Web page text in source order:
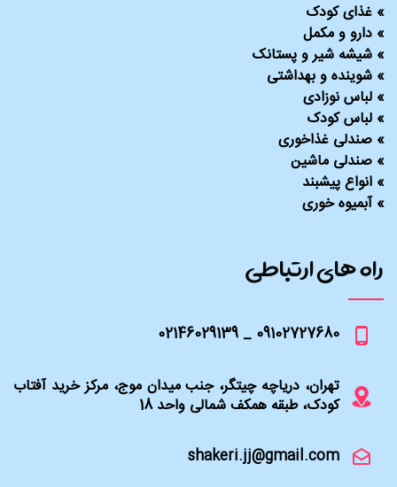
راه های ارتباطی
09102727680 _ 02146029139
تهران، دریاچه چیتگر، جنب میدان موج، مرکز خرید آفتاب
کودک، طبقه همکف شمالی واحد 18
shakeri.jj@gmail.com
» غذای کودک
» دارو و مکمل
» شیشه شیر و پستانک
» شوینده و بهداشتی
» لباس نوزادی
» لباس کودک
» صندلی غذاخوری
» صندلی ماشین
» انواع پیشبند
»آبمیوه خوری